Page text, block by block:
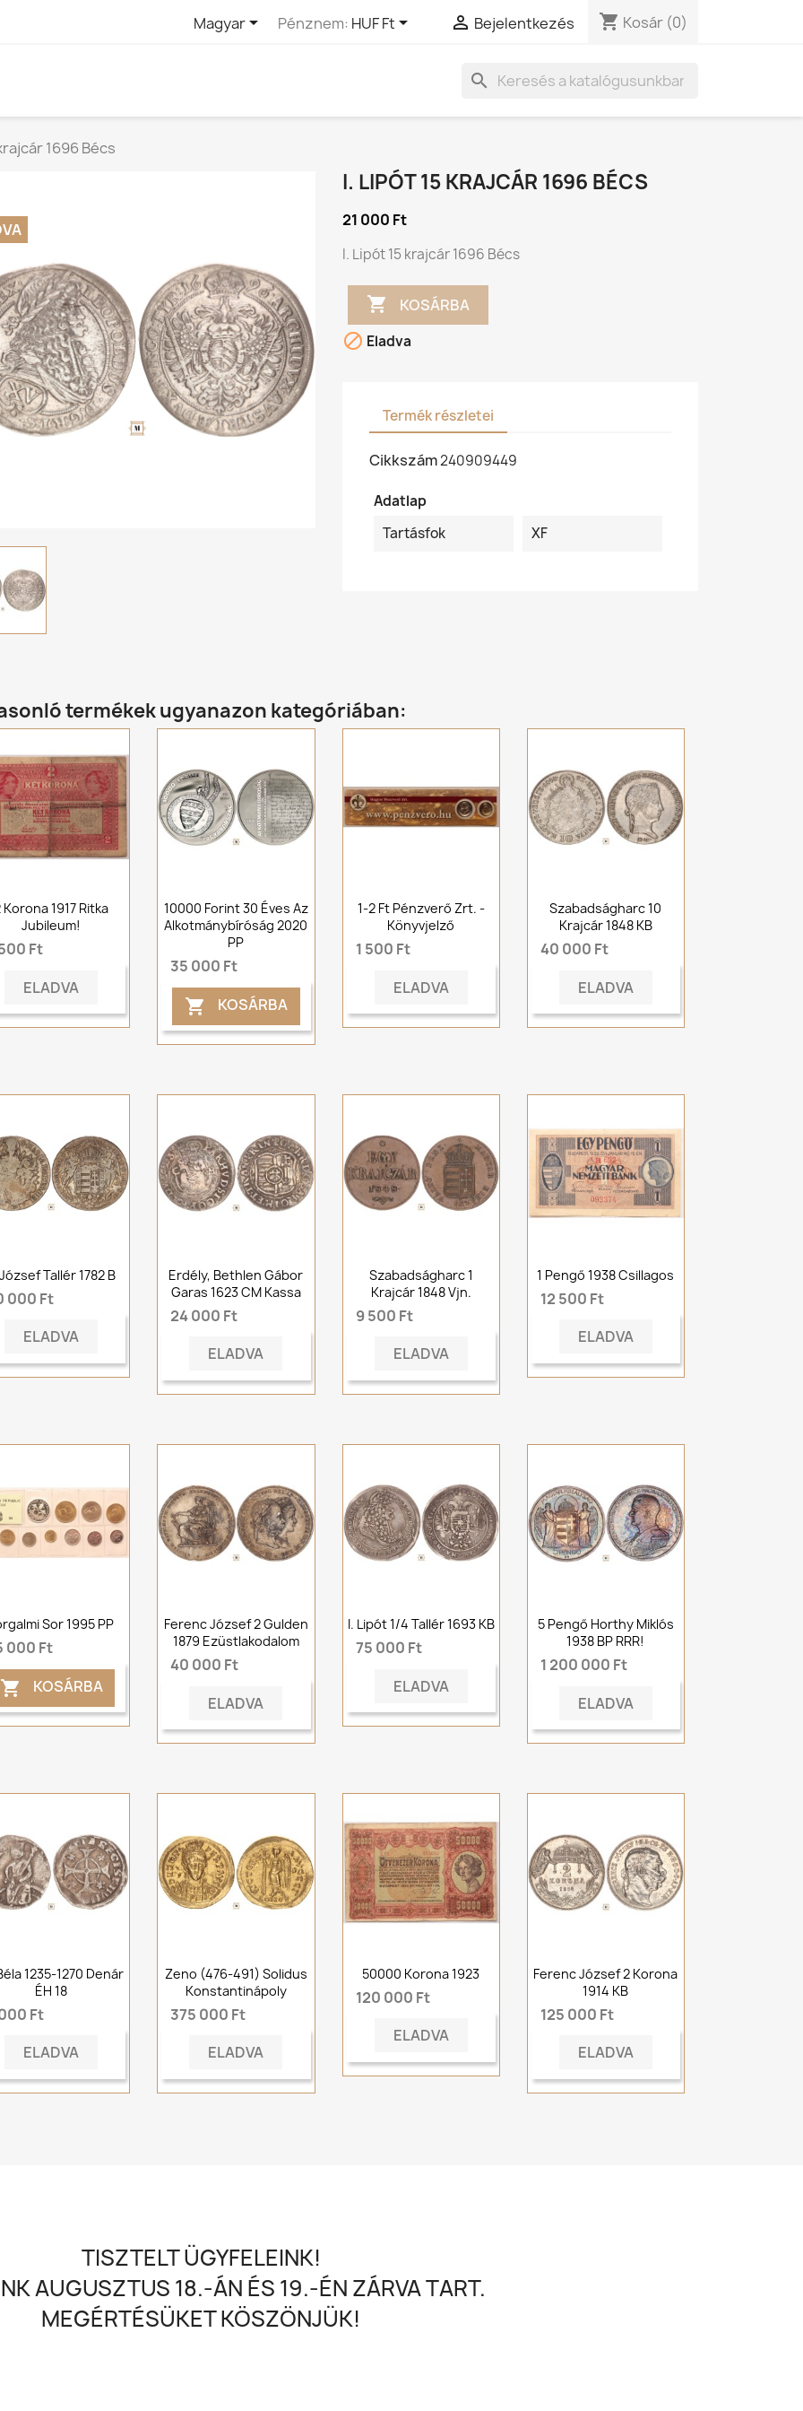
Magyar Pénznem: HUF Ft  Bejelentkezés shopping_cart Kosár (0)
search
1696 Bécs
I. LIPÓT 15 KRAJCÁR 1696 BÉCS
21 000 Ft
I. Lipót 15 krajcár 1696 Bécs
 KOSÁRBA
 Eladva
Termék részletei
Cikkszám240909449
Adatlap
Tartásfok
XF
termékek ugyanazon kategóriában:
Korona 1917 Ritka
Jubileum!
Ft
ELADVA
10000 Forint 30 Éves Az
Alkotmánybíróság 2020
PP
35 000 Ft
 KOSÁRBA
1-2 Ft Pénzverő Zrt. -
Könyvjelző
1 500 Ft
ELADVA
Szabadságharc 10
Krajcár 1848 KB
40 000 Ft
ELADVA
Tallér 1782 B
000 Ft
ELADVA
Erdély, Bethlen Gábor
Garas 1623 CM Kassa
24 000 Ft
ELADVA
Szabadságharc 1
Krajcár 1848 Vjn.
9 500 Ft
ELADVA
1 Pengő 1938 Csillagos
12 500 Ft
ELADVA
Sor 1995 PP
000 Ft
 KOSÁRBA
Ferenc József 2 Gulden
1879 Ezüstlakodalom
40 000 Ft
ELADVA
I. Lipót 1/4 Tallér 1693 KB
75 000 Ft
ELADVA
5 Pengő Horthy Miklós
1938 BP RRR!
1 200 000 Ft
ELADVA
1235-1270 Denár
ÉH 18
Ft
ELADVA
Zeno (476-491) Solidus
Konstantinápoly
375 000 Ft
ELADVA
50000 Korona 1923
120 000 Ft
ELADVA
Ferenc József 2 Korona
1914 KB
125 000 Ft
ELADVA
TISZTELT ÜGYFELEINK!
AUGUSZTUS 18.-ÁN ÉS 19.-ÉN ZÁRVA TART.
MEGÉRTÉSÜKET KÖSZÖNJÜK!